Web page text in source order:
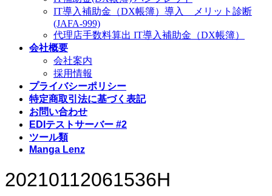
IT導入補助金（DX帳簿）導入 メリット診断
(JAFA-999)
代理店手数料算出 IT導入補助金（DX帳簿）
会社概要
会社案内
採用情報
プライバシーポリシー
特定商取引法に基づく表記
お問い合わせ
EDIテストサーバー #2
ツール類
Manga Lenz
20210112061536H